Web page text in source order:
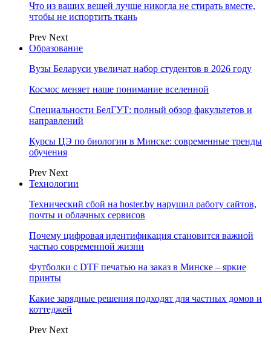
Что из ваших вещей лучше никогда не стирать вместе,
чтобы не испортить ткань
Prev Next
Образование
Вузы Беларуси увеличат набор студентов в 2026 году
Космос меняет наше понимание вселенной
Специальности БелГУТ: полный обзор факультетов и
направлений
Курсы ЦЭ по биологии в Минске: современные тренды
обучения
Prev Next
Технологии
Технический сбой на hoster.by нарушил работу сайтов,
почты и облачных сервисов
Почему цифровая идентификация становится важной
частью современной жизни
Футболки с DTF печатью на заказ в Минске – яркие
принты
Какие зарядные решения подходят для частных домов и
коттеджей
Prev Next